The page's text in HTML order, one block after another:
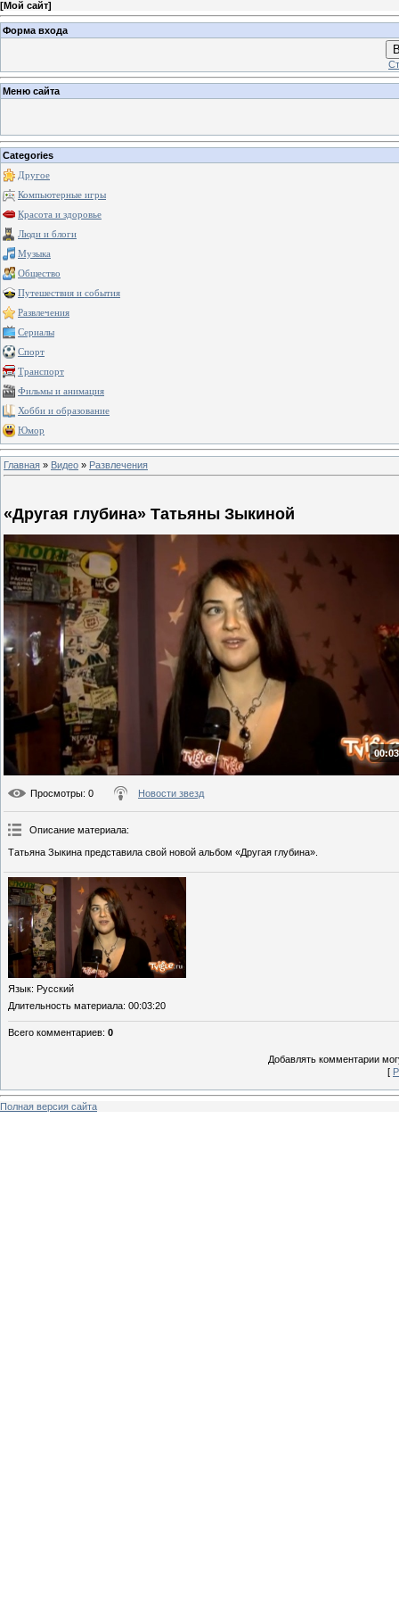
[Мой сайт]
Форма входа
Меню сайта
Categories
Другое
Компьютерные игры
Красота и здоровье
Люди и блоги
Музыка
Общество
Путешествия и события
Развлечения
Сериалы
Спорт
Транспорт
Фильмы и анимация
Хобби и образование
Юмор
Главная » Видео » Развлечения
«Другая глубина» Татьяны Зыкиной
Просмотры: 0 Новости звезд
Описание материала:
Татьяна Зыкина представила свой новой альбом «Другая глубина».
Язык: Русский
Длительность материала: 00:03:20
Всего комментариев: 0
Добавлять комментарии
[
Полная версия сайта